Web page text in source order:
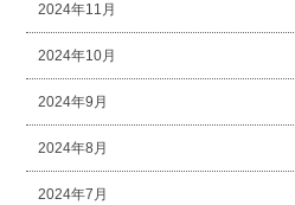
2024年11月
2024年10月
2024年9月
2024年8月
2024年7月